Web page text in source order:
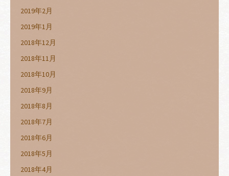
2019年2月
2019年1月
2018年12月
2018年11月
2018年10月
2018年9月
2018年8月
2018年7月
2018年6月
2018年5月
2018年4月